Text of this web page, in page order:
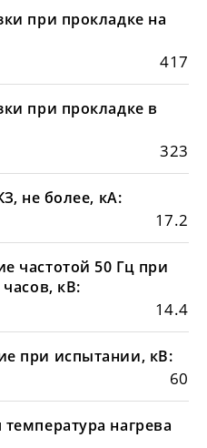
при прокладке на
417
при прокладке в
323
не более, кА:
17.2
частотой 50 Гц при
кВ:
14.4
при испытании, кВ:
60
нагрева